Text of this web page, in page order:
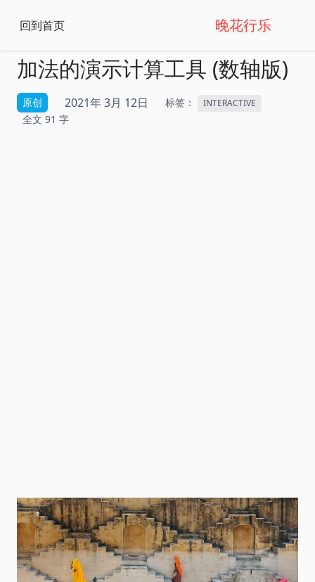
回到首页 晚花行乐
加法的演示计算工具 (数轴版)
原创 2021年 3月 12日 标签： INTERACTIVE
全文 91 字